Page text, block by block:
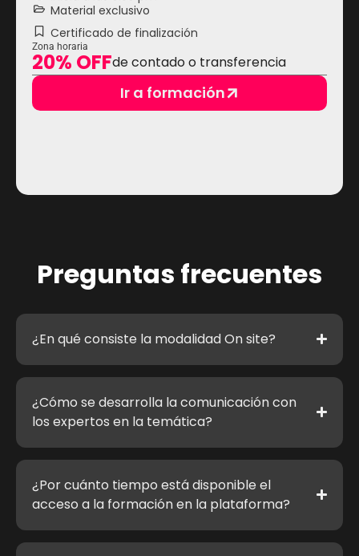
Material exclusivo
Certificado de finalización
Zona horaria
20% OFFde contado o transferencia
Ir a formación
Preguntas frecuentes
¿En qué consiste la modalidad On site?
¿Cómo se desarrolla la comunicación con
los expertos en la temática?
¿Por cuánto tiempo está disponible el
acceso a la formación en la plataforma?